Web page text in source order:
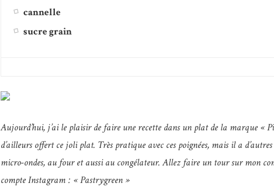
cannelle
sucre grain
Aujourd’hui, j’ai le plaisir de faire une recette dans un plat de la marque «
d’ailleurs offert ce joli plat. Très pratique avec ces poignées, mais il a
micro-ondes, au four et aussi au congélateur. Allez faire un tour sur mon
compte Instagram : « Pastrygreen »